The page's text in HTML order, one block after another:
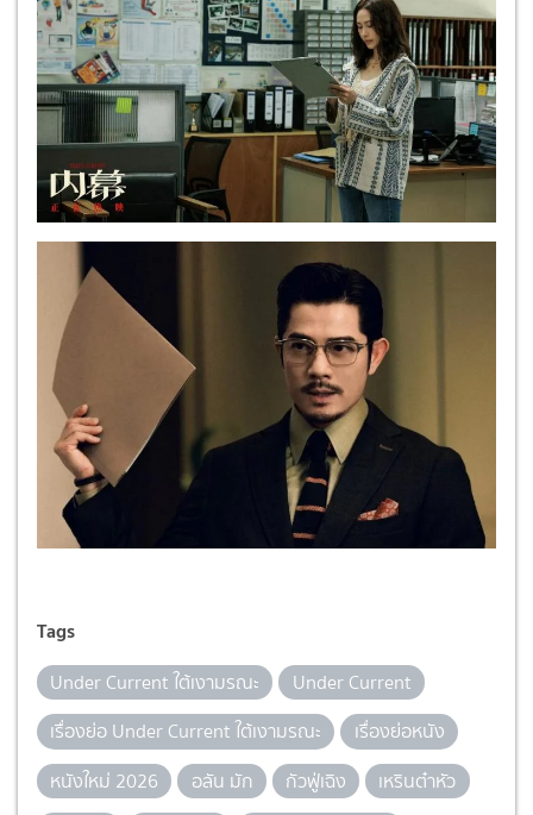
Tags
Under Current ใต้เงามรณะ
Under Current
เรื่องย่อ Under Current ใต้เงามรณะ
เรื่องย่อหนัง
หนังใหม่ 2026
อลัน มัก กัวฟู่เฉิง
เหรินต๋าหัว